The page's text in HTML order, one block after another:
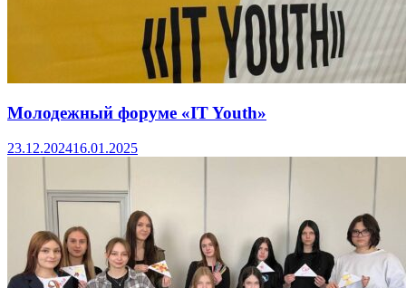
Молодежный форуме «IT Youth»
23.12.202416.01.2025